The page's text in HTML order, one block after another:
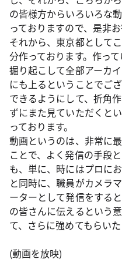
の皆様方からいろいろな
っておりますので、是非
それから、東京都として
分作っております。作っ
掘り起こして全部アーカ
にも上るということでご
できるようにして、折角
ずにまた見ていただくと
っております。
動画というのは、非常に
ことで、よく発信の手段
も、単に、時にはプロに
と同時に、職員がカメラ
ーターとして発信をする
の皆さんに伝えるという
て、さらに強めてもらいた
(動画を放映)